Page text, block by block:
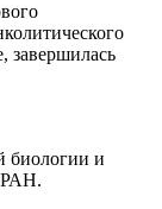
завершилась
биологии и